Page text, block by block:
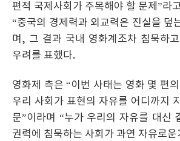
편적 국제사회가 주목해야 할 문제”라
“중국의 경제력과 외교력은 진실을 덮
며, 그 결과 국내 영화계조차 침묵하
우려를 표했다.
영화제 측은 “이번 사태는 영화 몇 편
우리 사회가 표현의 자유를 어디까지
문”이라며 “누가 우리의 자유를 대신
권력에 침묵하는 사회가 과연 자유로운